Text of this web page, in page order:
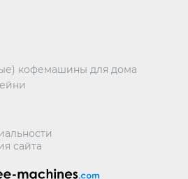
кофемашины для дома
сайта